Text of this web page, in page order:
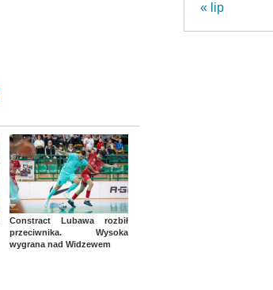
Constract Lubawa rozbił
przeciwnika. Wysoka
wygrana nad Widzewem
« lip